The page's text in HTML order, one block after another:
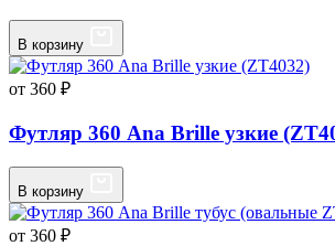
В корзину
от 360 ₽
Футляр 360 Ana Brille узкие
В корзину
от 360 ₽